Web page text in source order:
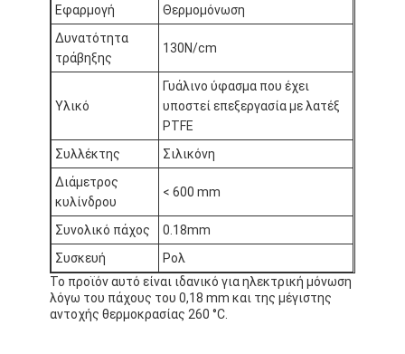
Ταινία μόνωσης υφασμάτων γυαλιού
Ανθεκτική στη θερμότητα ταινία μόνωσης
Κολλητική ταινία υφασμάτων γυαλιού
Κολλητική ταινία ταινιών Polyimide
Κολλητική ταινία φύλλων αλουμινίου αργιλίου
Ταινία υφασμάτων γυαλιού φύλλων αλουμινίου αργιλίου
Αντιμέτωπο φύλλο αλουμινίου έγγραφο της Kraft
Ύφασμα φίμπεργκλας φύλλων αλουμινίου αργιλίου
Εφαρμογή
Θερμομόνωση
Δυνατότητα
τράβηξης
130N/cm
Υλικό
Γυάλινο ύφασμα που έχει
υποστεί επεξεργασία με λατέξ
PTFE
Συλλέκτης
Σιλικόνη
Διάμετρος
κυλίνδρου
< 600 mm
Συνολικό πάχος
0.18mm
Συσκευή
Ρολ
Το προϊόν αυτό είναι ιδανικό για ηλεκτρική μόνωση
λόγω του πάχους του 0,18 mm και της μέγιστης
αντοχής θερμοκρασίας 260 °C.